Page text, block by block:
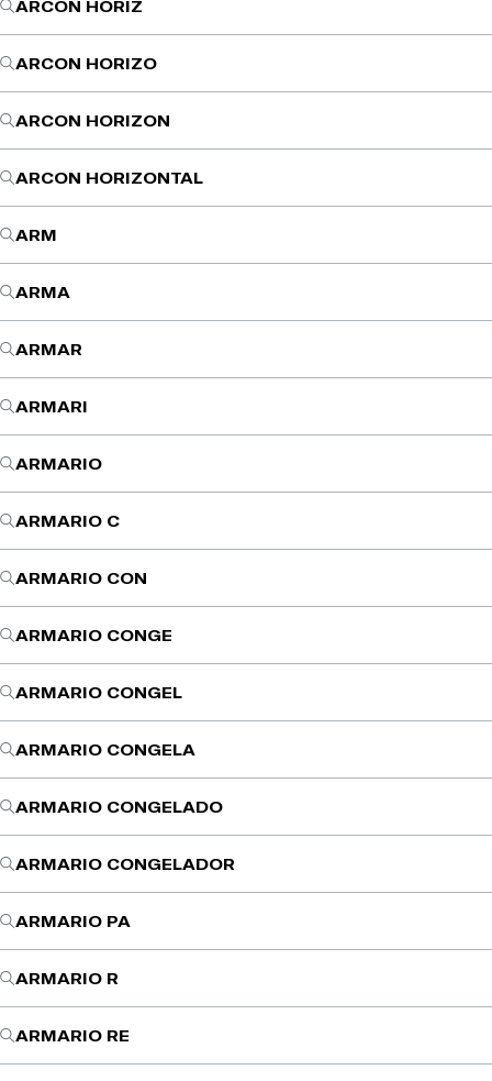
ARCON HORIZ
ARCON HORIZO
ARCON HORIZON
ARCON HORIZONTAL
ARM
ARMA
ARMAR
ARMARI
ARMARIO
ARMARIO C
ARMARIO CON
ARMARIO CONGE
ARMARIO CONGEL
ARMARIO CONGELA
ARMARIO CONGELADO
ARMARIO CONGELADOR
ARMARIO PA
ARMARIO R
ARMARIO RE